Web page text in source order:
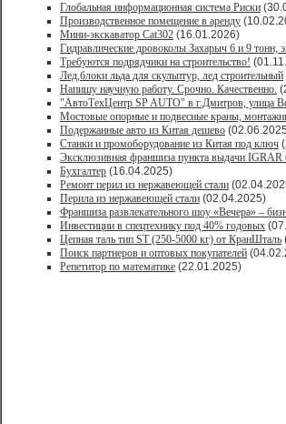
Глобальная информационная система Риски
Производственное помещение в аренду
Мини-экскаватор Cat302 (16.01.2026)
Гидравлические дровоколы Захарыч 6 и 9 тонн,
Требуются подрядчики на строительство!
Лед,блоки льда для скульптур, лед строительный
Напишу научную работу. Срочно. Качественно.
"АвтоТехЦентр SP AUTO" в г.Дмитров, улица
Мостовые опорные и подвесные краны,
Подержанные авто из Китая дешево
Станки и промоборудование из Китая под ключ
Эксклюзивная франшиза пункта выдачи IGRAR
Бухгалтер (16.04.2025)
Ремонт перил из нержавеющей стали
Перила из нержавеющей стали (02.04.2025)
Франшиза развлекательного шоу «Вечера» –
Инвестиции в спецтехнику под 40% годовых
Цепная таль тип ST (250-5000 кг) от КранШталь
Поиск партнеров и оптовых покупателей
Репетитор по математике (22.01.2025)